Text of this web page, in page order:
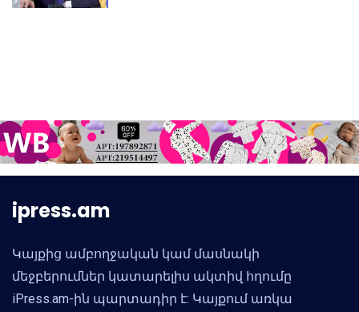
ipress.am
Կայքից ամբողջական կամ մասնակի
մեջբերումներ կատարելիս ակտիվ հղումը
iPress.am-ին պարտադիր է: Կայքում առկա